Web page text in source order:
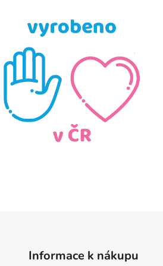
Informace k nákupu